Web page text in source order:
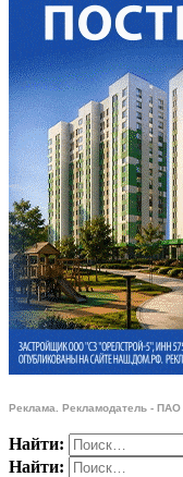
Реклама. Рекламодатель - ПАО
Найти:
Найти: